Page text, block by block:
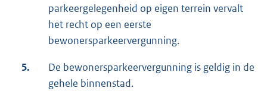
parkeergelegenheid op eigen terrein vervalt
het recht op een eerste
bewonersparkeervergunning.
5.
De bewonersparkeervergunning is geldig in de
gehele binnenstad.